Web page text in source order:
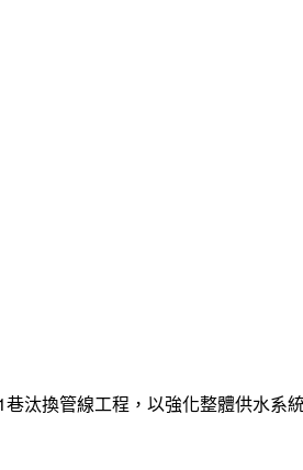
汰換管線工程，以強化整體供水系